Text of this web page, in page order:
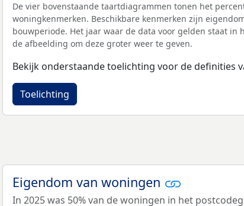
De vier bovenstaande taartdiagrammen tonen het
woningkenmerken. Beschikbare kenmerken zijn
bouwperiode. Het jaar waar de data voor gelden staat in
de afbeelding om deze groter weer te geven.
Bekijk onderstaande toelichting voor de definities
Toelichting
Eigendom van woningen
In 2025 was 50% van de woningen in het